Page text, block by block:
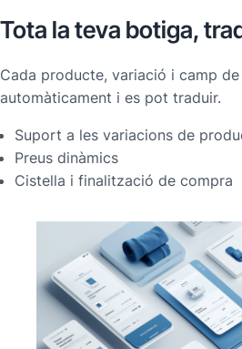
Tota la teva botiga,
Cada producte, variació i camp
automàticament i es pot traduir.
Suport a les variacions de
Preus dinàmics
Cistella i finalització de compra